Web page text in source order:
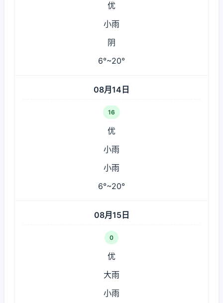
优
小雨
阴
6°~20°
08月14日
16
优
小雨
小雨
6°~20°
08月15日
0
优
大雨
小雨